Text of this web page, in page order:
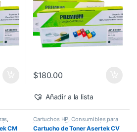
$180.00
Añadir a la lista
,
CM
Cartuchos HP,Consumibles para
Impresoras ,Descuentos de la
Semana,Descuentos del MES,
Cartucho de Toner Asertek CV